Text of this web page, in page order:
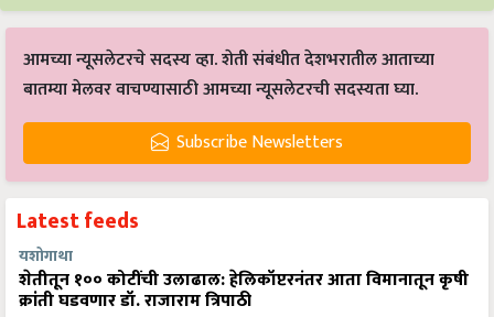
आमच्या न्यूसलेटरचे सदस्य व्हा. शेती संबंधीत देशभरातील आताच्या
बातम्या मेलवर वाचण्यासाठी आमच्या न्यूसलेटरची सदस्यता घ्या.
Subscribe Newsletters
Latest feeds
यशोगाथा
शेतीतून १०० कोटींची उलाढाल: हेलिकॉप्टरनंतर आता विमानातून कृषी
क्रांती घडवणार डॉ. राजाराम त्रिपाठी